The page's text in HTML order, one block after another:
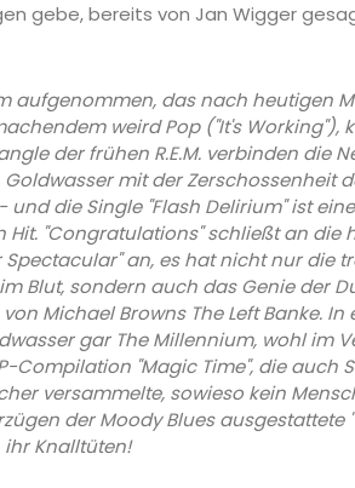
gebe, bereits von Jan Wigger
aufgenommen, das nach heutigen
weird Pop ("It's Working"),
der frühen R.E.M. verbinden die
mit der Zerschossenheit
und die Single "Flash Delirium" ist
"Congratulations" schließt an die
an, es hat nicht nur die
Blut, sondern auch das Genie der
Michael Browns The Left Banke.
gar The Millennium, wohl im
Compilation "Magic Time", die auch
versammelte, sowieso kein
der Moody Blues ausgestattete
Knalltüten!